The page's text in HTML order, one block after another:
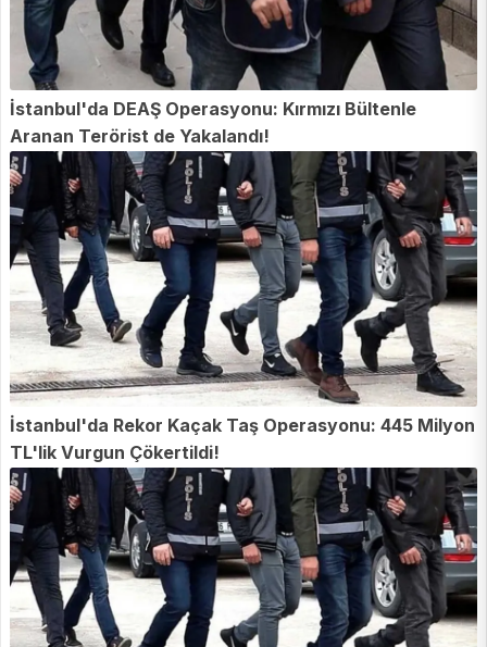
İstanbul'da DEAŞ Operasyonu: Kırmızı Bültenle
Aranan Terörist de Yakalandı!
İstanbul'da Rekor Kaçak Taş Operasyonu: 445 Milyon
TL'lik Vurgun Çökertildi!